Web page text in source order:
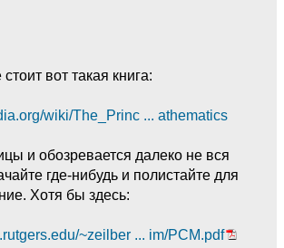
вот такая книга:
wiki/The_Princ ... athematics
и обозревается далеко не вся
где-нибудь и полистайте для
Хотя бы здесь:
~zeilber ... im/PCM.pdf